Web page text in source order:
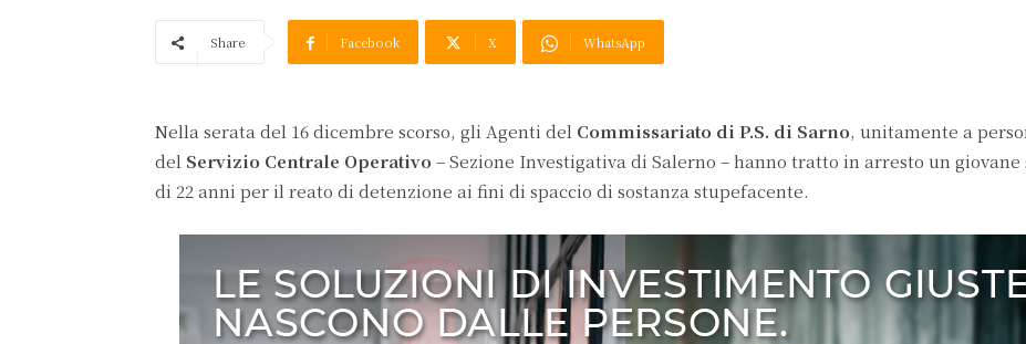
Share Facebook X WhatsApp
Nella serata del 16 dicembre scorso, gli Agenti del Commissariato di P.S. di Sarno, unitamente a
del Servizio Centrale Operativo – Sezione Investigativa di Salerno – hanno tratto in arresto un giovane
di 22 anni per il reato di detenzione ai fini di spaccio di sostanza stupefacente.